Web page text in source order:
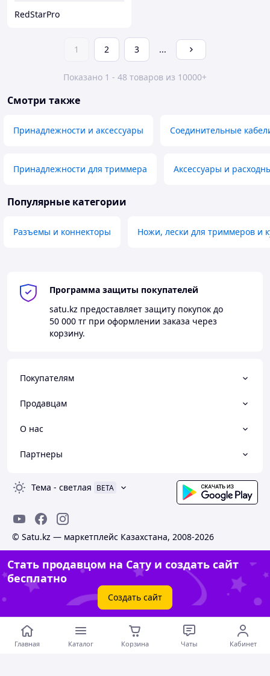
RedStarPro
1 2 3 ...
Показано 1 - 48 товаров из 10000+
Смотри также
Принадлежности и аксессуары Соединительные
Принадлежности для триммера Аксессуары и
Популярные категории
Разъемы и коннекторы Ножи, лески для триммеров и
Программа защиты покупателей
satu.kz предоставляет защиту покупок до
50 000 тг при оформлении заказа через
корзину.
Покупателям
Продавцам
О нас
Партнеры
Тема - светлая BETA
© Satu.kz — маркетплейс Казахстана, 2008-2026
Стать продавцом на Сату и создать сайт
бесплатно
Создать сайт
Главная Каталог Корзина Чаты Кабинет